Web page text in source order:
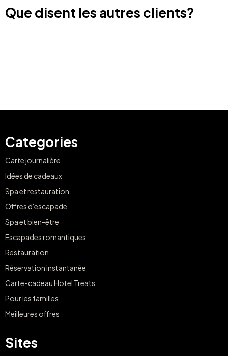
Que disent les autres clients?
Categories
Carte journalière
Idées de cadeaux
Spa et restauration
Offres d'escapade
Spa et bien-être
Escapades romantiques
Restauration
Réservation instantanée
Carte-cadeau Hotel Treats
Pour les familles
Meilleures offres
Sites